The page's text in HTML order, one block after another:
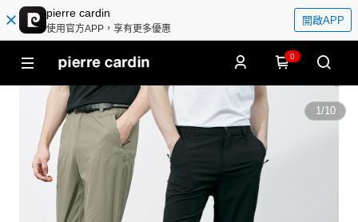
pierre cardin
使用官方APP，享有更多優惠
開啟APP
0
1/10